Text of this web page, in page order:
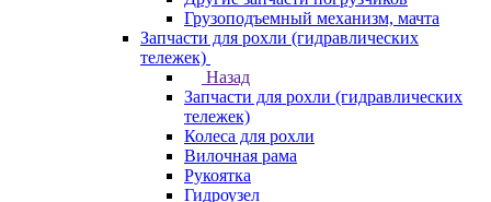
Грузоподъемный механизм, мачта
Запчасти для рохли (гидравлических
тележек)
Назад
Запчасти для рохли (гидравлических
тележек)
Колеса для рохли
Вилочная рама
Рукоятка
Гидроузел